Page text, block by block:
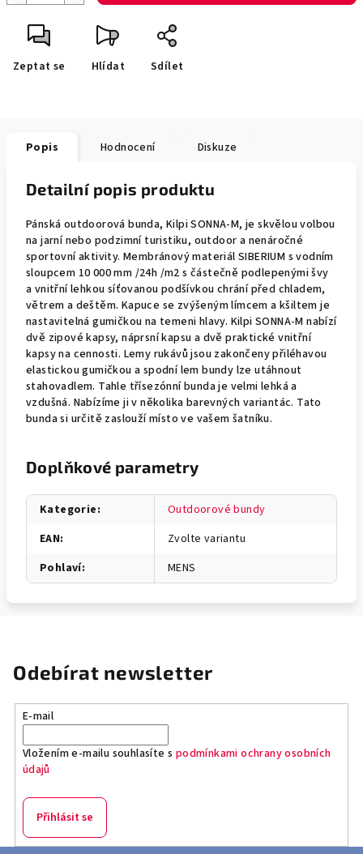
Zeptat se Hlídat Sdílet
Popis Hodnocení Diskuze
Detailní popis produktu
Pánská outdoorová bunda, Kilpi SONNA-M, je skvělou volbou
na jarní nebo podzimní turistiku, outdoor a nenáročné
sportovní aktivity. Membránový materiál SIBERIUM s vodním
sloupcem 10 000 mm /24h /m2 s částečně podlepenými švy
a vnitřní lehkou síťovanou podšívkou chrání před chladem,
větrem a deštěm. Kapuce se zvýšeným límcem a kšiltem je
nastavitelná gumičkou na temeni hlavy. Kilpi SONNA-M nabízí
dvě zipové kapsy, náprsní kapsu a dvě praktické vnitřní
kapsy na cennosti. Lemy rukávů jsou zakončeny přiléhavou
elastickou gumičkou a spodní lem bundy lze utáhnout
stahovadlem. Tahle třísezónní bunda je velmi lehká a
vzdušná. Nabízíme ji v několika barevných variantác. Tato
bunda si určitě zaslouží místo ve vašem šatníku.
Doplňkové parametry
Kategorie:
Outdoorové bundy
EAN:
Zvolte variantu
Pohlaví: MENS
Odebírat newsletter
E-mail
Vložením e-mailu souhlasíte s podmínkami ochrany osobních
údajů
Přihlásit se